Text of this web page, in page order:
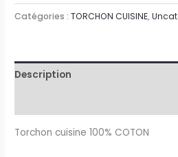
Catégories :TORCHON CUISINE,
Description
Torchon cuisine 100% COTON